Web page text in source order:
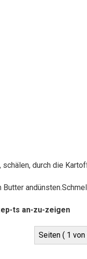
durch die
ts an-zu-zeigen
Seiten ( 1 von